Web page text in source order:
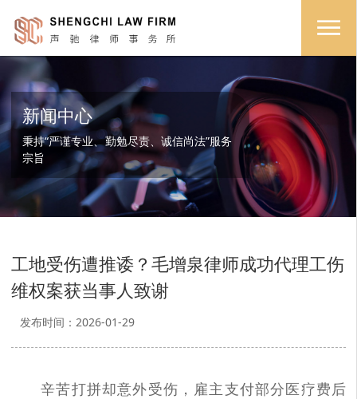
新闻中心
秉持“严谨专业、勤勉尽责、诚信尚法”服务
宗旨
工地受伤遭推诿？毛增泉律师成功代理工伤
维权案获当事人致谢
发布时间：2026-01-29
辛苦打拼却意外受伤，雇主支付部分医疗费后